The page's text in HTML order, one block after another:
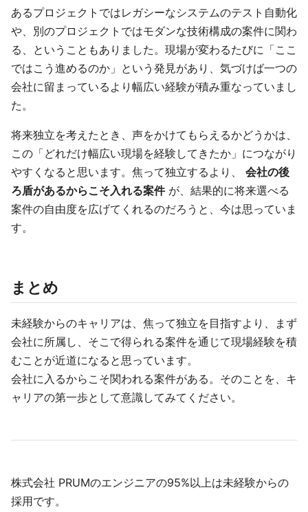
あるプロジェクトではレガシーなシステムのテスト自動化
や、別のプロジェクトではモダンな技術構成の案件に関わ
る、ということもありました。現場が変わるたびに「ここ
ではこう進めるのか」という発見があり、気づけば一つの
会社に留まっているより幅広い経験が積み重なっていまし
た。
将来独立を考えたとき、声をかけてもらえるかどうかは、
この「どれだけ幅広い現場を経験してきたか」につながり
やすくなると思います。焦って独立するより、 会社の後
ろ盾があるからこそ入れる案件が、結果的に将来選べる
案件の自由度を広げてくれるのだろうと、今は思っていま
す。
まとめ
未経験からのキャリアは、焦って独立を目指すより、まず
会社に所属し、そこで得られる案件を通じて現場経験を積
むことが近道になると思っています。
会社に入るからこそ関われる案件がある。そのことを、キ
ャリアの第一歩として意識してみてください。
株式会社 PRUMのエンジニアの95%以上は未経験からの
採用です。